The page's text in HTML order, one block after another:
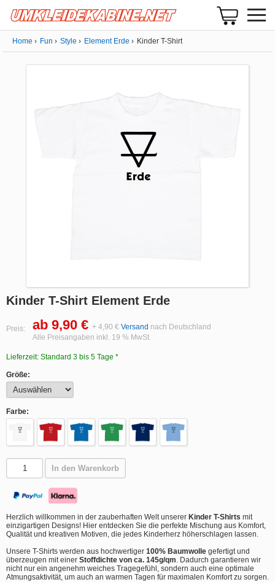
Home Fun Style Element Erde Kinder T-Shirt
Kinder T-Shirt Element Erde
Preis: ab 9,90 € + 4,90 € Versand nach Deutschland
Alle Preisangaben inkl. 19 % MwSt.
Lieferzeit: Standard 3 bis 5 Tage *
Größe:
Farbe:
In den Warenkorb
Herzlich willkommen in der zauberhaften Welt unserer Kinder T-Shirts mit
einzigartigen Designs! Hier entdecken Sie die perfekte Mischung aus Komfort,
Qualität und kreativen Motiven, die jedes Kinderherz höherschlagen lassen.
Unsere T-Shirts werden aus hochwertiger 100% Baumwolle gefertigt und
überzeugen mit einer Stoffdichte von ca. 145g/qm . Dadurch garantieren wir
nicht nur ein angenehm weiches Tragegefühl, sondern auch eine optimale
Atmungsaktivität, um auch an warmen Tagen für maximalen Komfort zu sorgen.